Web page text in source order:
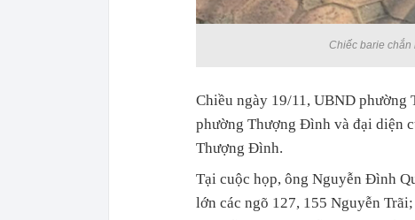
Chiếc barie chắn
Chiều ngày 19/11, UBND
phường Thượng Đình và đại diện
Thượng Đình.
Tại cuộc họp, ông Nguyễn Đình
lớn các ngõ 127, 155 Nguyễn